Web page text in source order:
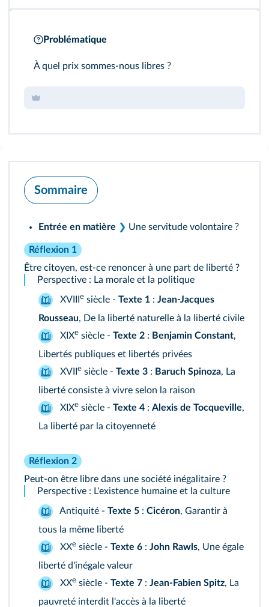
Problématique
À quel prix sommes‑nous libres ?
Sommaire
Entrée en matière ❯ Une servitude volontaire ?
Réflexion 1
Être citoyen, est-ce renoncer à une part de liberté ?
Perspective : La morale et la politique
XVIII e siècle - Texte 1 : Jean-Jacques
Rousseau, De la liberté naturelle à la liberté civile
XIXe siècle - Texte 2 : Benjamin Constant,
Libertés publiques et libertés privées
XVII e siècle - Texte 3 : Baruch Spinoza, La
liberté consiste à vivre selon la raison
XIXe siècle - Texte 4 : Alexis de Tocqueville,
La liberté par la citoyenneté
Réflexion 2
Peut‑on être libre dans une société inégalitaire ?
Perspective : L'existence humaine et la culture
Antiquité - Texte 5 : Cicéron, Garantir à
tous la même liberté
XXe siècle - Texte 6 : John Rawls, Une égale
liberté d'inégale valeur
XXe siècle - Texte 7 : Jean-Fabien Spitz, La
pauvreté interdit l'accès à la liberté